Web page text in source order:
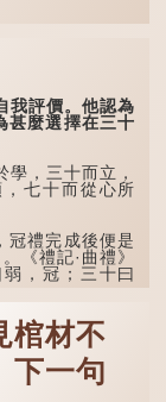
評價。他認為
甚麼選擇在三十
，三十而立，
七十而從心所
禮完成後便是
《禮記·曲禮》
，冠；三十曰
棺材不
下一句